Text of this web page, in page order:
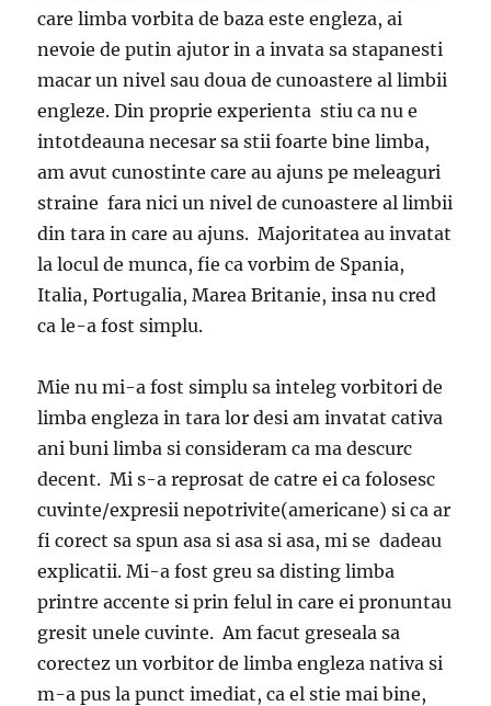
care limba vorbita de baza este engleza, ai
nevoie de putin ajutor in a invata sa stapanesti
macar un nivel sau doua de cunoastere al limbii
engleze. Din proprie experienta stiu ca nu e
intotdeauna necesar sa stii foarte bine limba,
am avut cunostinte care au ajuns pe meleaguri
straine fara nici un nivel de cunoastere al limbii
din tara in care au ajuns. Majoritatea au invatat
la locul de munca, fie ca vorbim de Spania,
Italia, Portugalia, Marea Britanie, insa nu cred
ca le-a fost simplu.
Mie nu mi-a fost simplu sa inteleg vorbitori de
limba engleza in tara lor desi am invatat cativa
ani buni limba si consideram ca ma descurc
decent. Mi s-a reprosat de catre ei ca folosesc
cuvinte/expresii nepotrivite(americane) si ca ar
fi corect sa spun asa si asa si asa, mi se dadeau
explicatii. Mi-a fost greu sa disting limba
printre accente si prin felul in care ei pronuntau
gresit unele cuvinte. Am facut greseala sa
corectez un vorbitor de limba engleza nativa si
m-a pus la punct imediat, ca el stie mai bine,